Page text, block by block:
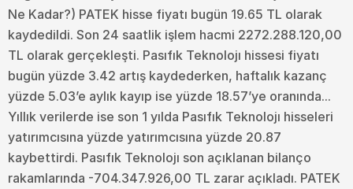
Ne Kadar?) PATEK hisse fiyatı bugün 19.65 TL olarak
kaydedildi. Son 24 saatlik işlem hacmi 2272.288.120,00
TL olarak gerçekleşti. Pasıfık Teknolojı hissesi fiyatı
bugün yüzde 3.42 artış kaydederken, haftalık kazanç
yüzde 5.03’e aylık kayıp ise yüzde 18.57’ye oranında...
Yıllık verilerde ise son 1 yılda Pasıfık Teknolojı hisseleri
yatırımcısına yüzde yatırımcısına yüzde 20.87
kaybettirdi. Pasıfık Teknolojı son açıklanan bilanço
rakamlarında -704.347.926,00 TL zarar açıkladı. PATEK